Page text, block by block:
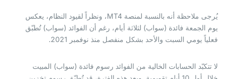
يُرجى ملاحظة أنه بالنسبة لمنصة MT4، ونظراً لقيود النظام، يعكس
يوم الجمعة فائدة (سواب) لثلاثة أيام، رغم أن الفوائد (سواب) تُطبّق
فعلياً يومي السبت والأحد بشكل منفصل منذ نوفمبر 2021.
لا تتكبّد الحسابات الخالية من الفوائد رسوم فائدة (سواب) المبيت